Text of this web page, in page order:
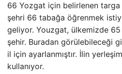
66 Yozgat için belirlenen
şehri 66 tabağa öğrenmek
geliyor. Youzgat, ülkemizde
şehir. Buradan görülebileceği
il için ayarlanmıştır. İlin
kullanıyor.